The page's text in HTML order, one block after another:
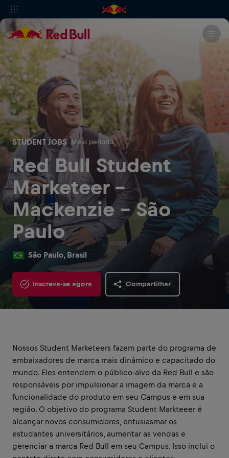
STUDENT JOBS Meio período
Red Bull Student
Marketeer -
Mackenzie - São
Paulo
São Paulo, Brasil
Inscreva-se agora Compartilhar
Nossos Student Marketeers fazem parte do programa de
embaixadores de marca mais dinâmico e capacitado do
mundo. Eles entendem o público-alvo da Red Bull e são
responsáveis por impulsionar a imagem da marca e a
funcionalidade do produto em seu Campus e em sua
região. O objetivo do programa Student Markteeer é
alcançar novos consumidores, entusiasmar os
estudantes universitários, aumentar as vendas e
gerenciar a marca Red Bull em seu Campus. Isso inclui o